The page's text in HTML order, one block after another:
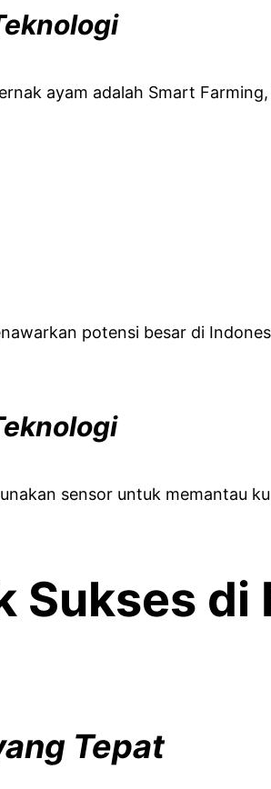
ayam adalah Smart
potensi besar di
sensor untuk memantau
Sukses di
Tepat